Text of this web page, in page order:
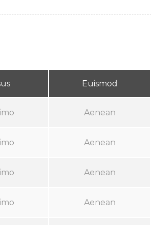
Euismod
Aenean
Aenean
Aenean
Aenean